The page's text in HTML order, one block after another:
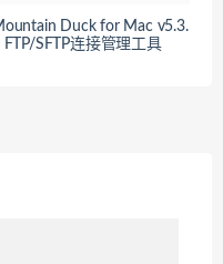
Duck for Mac v5.3.
FTP/SFTP连接管理工具